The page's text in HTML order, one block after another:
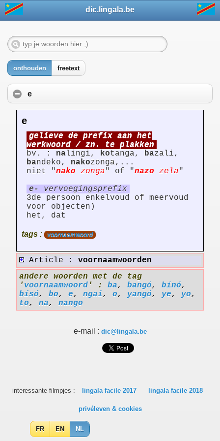
dic.lingala.be
onthouden freetext
e
e
gelieve de prefix aan het
werkwoord / zn. te plakken
bv. : na lingi, kotanga, bazali,
bandeko, nakozonga,...
niet "nako zonga" of "nazo zela"
e-
vervoegingsprefix
3de persoon enkelvoud of meervoud
voor objecten)
het, dat
tags : voornaamwoord
Article : voornaamwoorden
andere woorden met de tag
' voornaamwoord ' : ba, bangó, bínó,
bísó, bo, e, ngai, o, yangó, ye, yo,
to, na, nango
e-mail : dic@lingala.be
interessante filmpjes : lingala facile 2017 lingala facile 2018
privéleven & cookies
FR EN NL